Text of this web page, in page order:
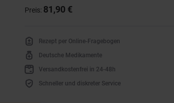
Preis: 81,90 €
Rezept per Online-Fragebogen
Deutsche Medikamente
Versandkostenfrei in 24-48h
Schneller und diskreter Service